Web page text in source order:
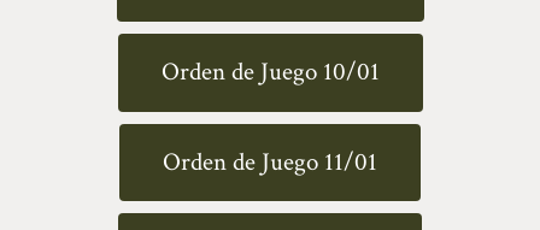
Orden de Juego 10/01
Orden de Juego 11/01